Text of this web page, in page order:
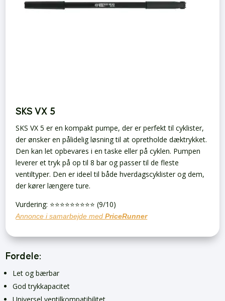
SKS VX 5
SKS VX 5 er en kompakt pumpe, der er perfekt til cyklister,
der ønsker en pålidelig løsning til at opretholde dæktrykket.
Den kan let opbevares i en taske eller på cyklen. Pumpen
leverer et tryk på op til 8 bar og passer til de fleste
ventiltyper. Den er ideel til både hverdagscyklister og dem,
der kører længere ture.
Vurdering: ⭐️⭐️⭐️⭐️⭐️⭐️⭐️⭐️⭐️ (9/10)
Annonce i samarbejde medPriceRunner
Fordele:
Let og bærbar
God trykkapacitet